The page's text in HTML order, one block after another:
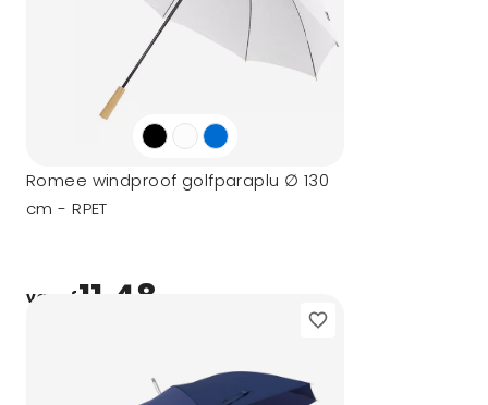
Romee windproof golfparaplu ∅ 130
cm - RPET
vanaf11,48